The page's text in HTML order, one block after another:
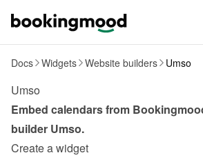
Docs Widgets Website builders Umso
Umso
Embed calendars from
builder Umso.
Create a widget